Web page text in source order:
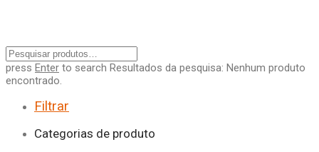
press Enter to search Resultados da pesquisa: Nenhum produto
encontrado.
Filtrar
Categorias de produto